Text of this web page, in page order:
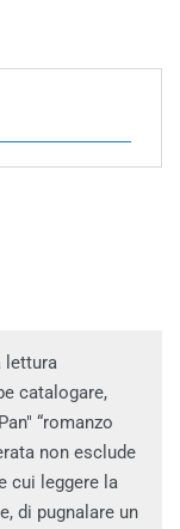
lettura
catalogare,
“romanzo
non esclude
cui leggere la
di pugnalare un